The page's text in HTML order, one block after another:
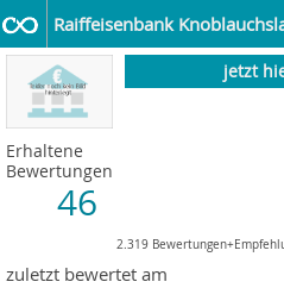
Raiffeisenbank
jetzt
Erhaltene
Bewertungen
46
2.319
zuletzt bewertet am